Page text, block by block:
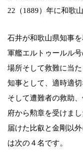
22（1889）年に和歌
石井が和歌山県知事
軍艦エルトゥールル
場所そして救難に当
知事として、適時適
そして遭難者の救助
府から勲章を受けま
届けた比叡と金剛以
は次の４名です。